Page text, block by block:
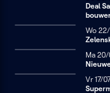
Deal
Wo
Ma 20/
Vrijdag
Vr 17/